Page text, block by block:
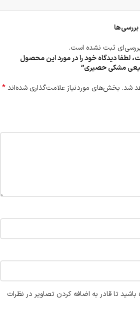
بررسی‌ها
ثبت نشده است.
لطفا دیدگاه خود را در مورد این محصول
مشکی حصیری”
شد. بخش‌های موردنیاز علامت‌گذاری شده‌اند*
تا قادر به اضافه کردن تصاویر در نظرات